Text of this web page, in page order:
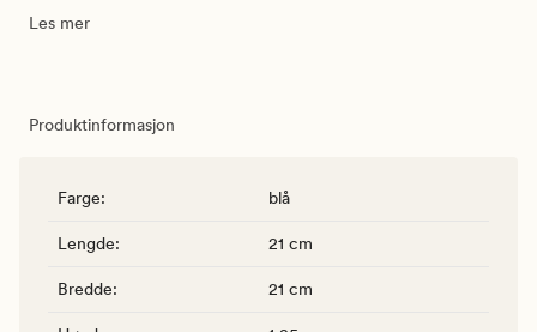
Les mer
Produktinformasjon
Farge: blå
Lengde: 21 cm
Bredde: 21 cm